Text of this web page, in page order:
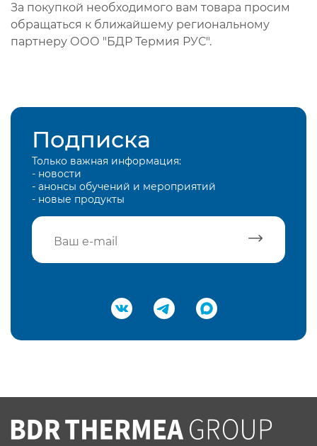
За покупкой необходимого вам товара просим
обращаться к ближайшему региональному
партнеру ООО "БДР Термия РУС".
Подписка
Только важная информация:
- новости
- анонсы обучений и мероприятий
- новые продукты
Подтвердить e-mail
Вы соглашаетесь с нашей политикой
конфеденциальности